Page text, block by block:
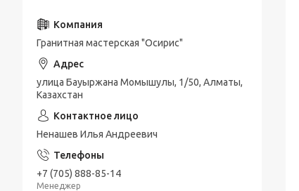
Гранитная мастерская "Осирис"
улица Бауыржана Момышулы, 1/50, Алматы,
Казахстан
Ненашев Илья Андреевич
+7 (705) 888-85-14
Менеджер